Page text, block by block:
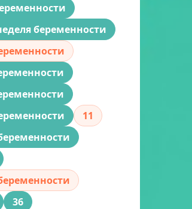
беременности
11
36